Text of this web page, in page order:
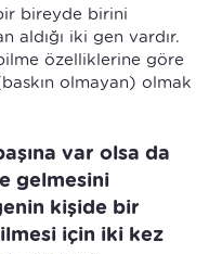
bireyde birini
aldığı iki gen vardır.
özelliklerine göre
olmayan) olmak
var olsa da
gelmesini
kişide bir
için iki kez